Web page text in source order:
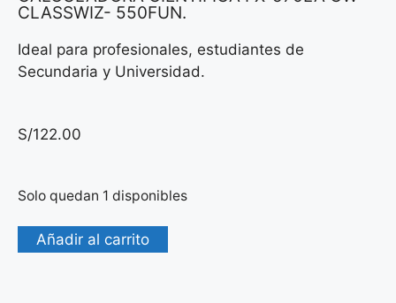
CLASSWIZ- 550FUN.
Ideal para profesionales, estudiantes de
Secundaria y Universidad.
S/122.00
Solo quedan 1 disponibles
Añadir al carrito